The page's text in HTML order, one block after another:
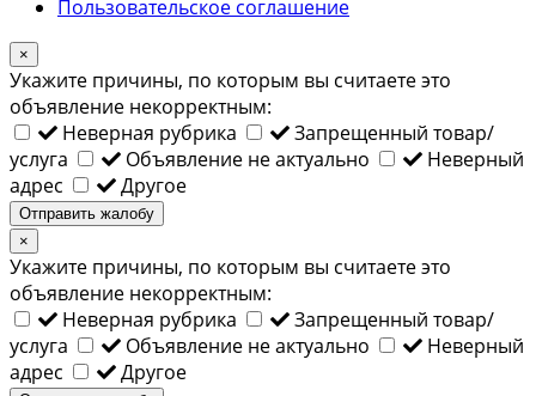
Пользовательское соглашение
×
Укажите причины, по которым вы считаете это
объявление некорректным:
Неверная рубрика
Запрещенный товар/
услуга
Объявление не актуально
Неверный
адрес
Другое
Отправить жалобу
×
Укажите причины, по которым вы считаете это
объявление некорректным:
Неверная рубрика
Запрещенный товар/
услуга
Объявление не актуально
Неверный
адрес
Другое